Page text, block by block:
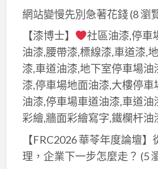
網站變慢先別急著花錢(8 瀏
【漆博士】
社區油漆,停車
油漆,腰帶漆,標線漆,車道漆,
漆,車道油漆,地下室停車場油
漆,停車場地面油漆,大樓停
油漆,停車場車道油漆,車道
彩繪,牆面彩繪寫字,鐵欄杆油
【FRC2026 華苓年度論壇】
理，企業下一步怎麼走？ (5